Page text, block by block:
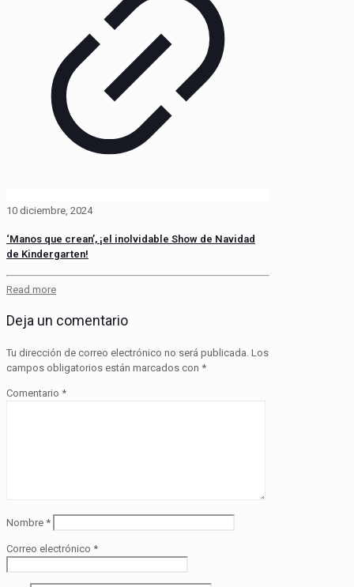
10 diciembre, 2024
‘Manos que crean’, ¡el inolvidable Show de Navidad
de Kindergarten!
Read more
Deja un comentario
Tu dirección de correo electrónico no será publicada. Los
campos obligatorios están marcados con *
Comentario *
Nombre *
Correo electrónico *